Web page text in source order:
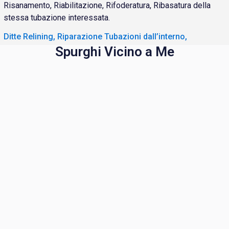
Risanamento, Riabilitazione, Rifoderatura, Ribasatura della
stessa tubazione interessata.
Ditte Relining, Riparazione Tubazioni dall’interno,
Spurghi Vicino a Me